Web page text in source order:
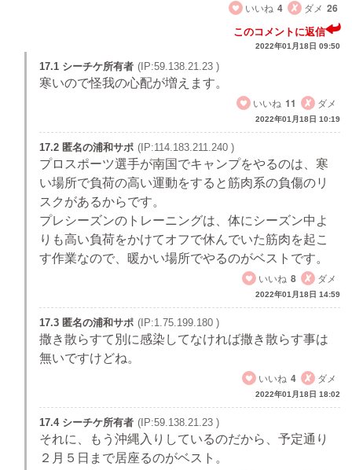
いいね 4 ダメ 26
このコメントに返信
2022年01月18日 09:50
17.1 シーチケ所有者 (IP:59.138.21.23 )
寒いので怪我の心配が増えます。
いいね 11 ダメ
2022年01月18日 10:19
17.2 匿名の浦和サポ (IP:114.183.211.240 )
プロスポーツ選手が南国でキャンプをやるのは、寒
い場所で負荷の高い運動をすると筋肉系の負傷のリ
スクがあるからです。
プレシーズンのトレーニングは、体にシーズン中よ
りも高い負荷をかけてオフで休んでいた筋肉を起こ
す作業なので、暖かい場所でやるのがベストです。
いいね 8 ダメ
2022年01月18日 14:59
17.3 匿名の浦和サポ (IP:1.75.199.180 )
撒き散らすて別に感染してなければ撒き散らす事は
無いですけどね。
いいね 4 ダメ
2022年01月18日 18:02
17.4 シーチケ所有者 (IP:59.138.21.23 )
それに、もう沖縄入りしているのだから、予定通り
２月５日まで居座るのがベスト。